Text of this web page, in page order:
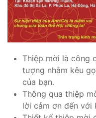
Thiệp mời là công
tượng nhằm kêu
của bạn.
Thông qua thiệp
lời cảm ơn đến với